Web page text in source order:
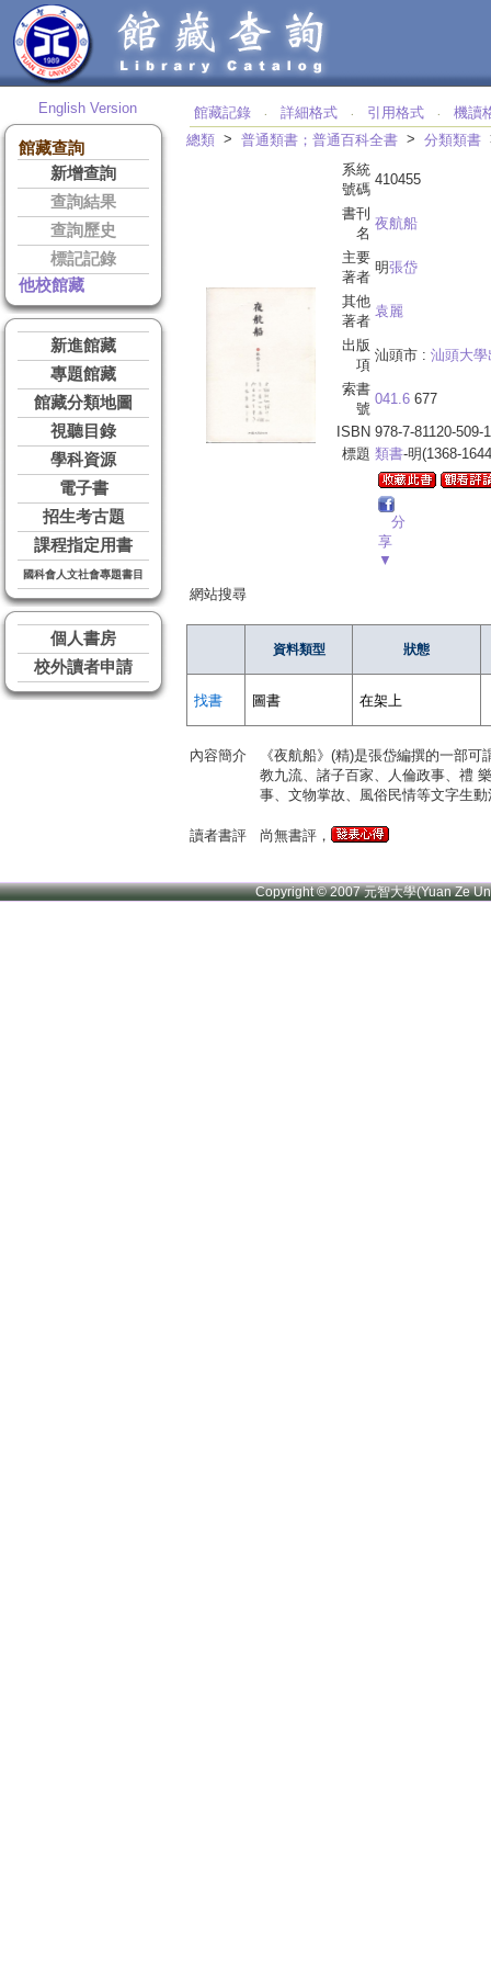
English Version
館藏查詢
新增查詢
查詢結果
查詢歷史
標記記錄
他校館藏
新進館藏
專題館藏
館藏分類地圖
視聽目錄
學科資源
電子書
招生考古題
課程指定用書
國科會人文社會專題書目
個人書房
校外讀者申請
館藏記錄 ‧ 詳細格式 ‧ 引用格式 ‧
機讀
總類 > 普通類書；普通百科全書 > 分類類書
系統
號碼
410455
書刊
名
夜航船
主要
著者
明張岱
其他
著者
袁麗
出版
項
汕頭市 : 汕頭大學
索書
號
041.6 677
ISBN 978-7-81120-509-1
標題 類書-明(1368-
分
享
▼
網站搜尋
資料類型 狀態
找書 圖書 在架上
內容簡介
《夜航船》(精)是張岱編撰的一部
教九流、諸子百家、人倫政事、禮
事、文物掌故、風俗民情等文字生
讀者書評 尚無書評，
Copyright © 2007 元智大學(Yuan Ze